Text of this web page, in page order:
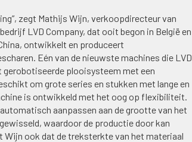
zegt Mathijs Wijn, verkoopdirecteur van
LVD Company, dat ooit begon in België en
ontwikkelt en produceert
Eén van de nieuwste machines die LVD
gerobotiseerde plooisysteem met een
om grote series en stukken met lange en
is ontwikkeld met het oog op flexibiliteit.
aanpassen aan de grootte van het
waardoor de productie door kan
ook dat de treksterkte van het materiaal